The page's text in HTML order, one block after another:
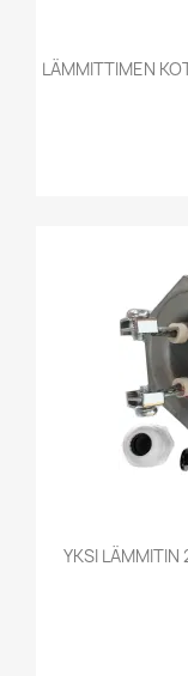
LÄMMITTIMEN
YKSI